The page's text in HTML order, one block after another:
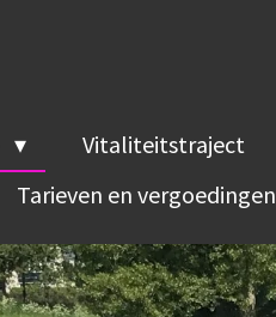
Vitaliteitstraject
Tarieven en vergoedingen